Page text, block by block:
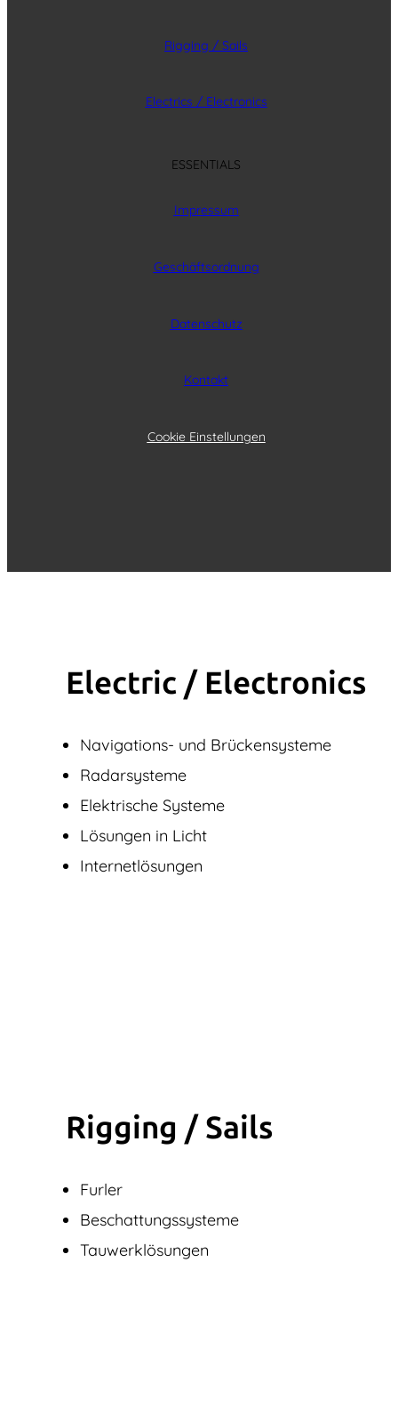
Rigging / Sails
Electrics / Electronics
ESSENTIALS
Impressum
Geschäftsordnung
Datenschutz
Kontakt
Cookie Einstellungen
Electric / Elec­tronics
Navigations- und Brückensysteme
Radarsysteme
Elektrische Systeme
Lösungen in Licht
Internetlösungen
Rigging / Sails
Furler
Beschattungssysteme
Tauwerklösungen